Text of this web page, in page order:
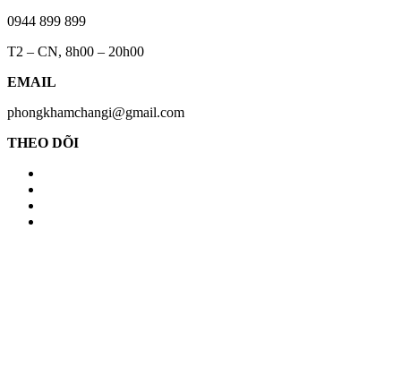
0944 899 899
T2 – CN, 8h00 – 20h00
EMAIL
phongkhamchangi@gmail.com
THEO DÕI